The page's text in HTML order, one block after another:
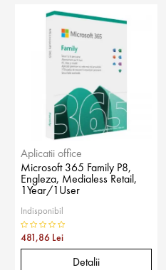
Aplicatii office
Microsoft 365 Family P8,
Engleza, Medialess Retail,
1Year/1User
Indisponibil
481,86 Lei
Detalii